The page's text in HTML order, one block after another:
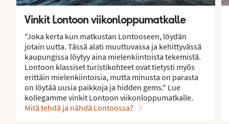
Vinkit Lontoon viikonloppumatkalle
"Joka kerta kun matkustan Lontooseen, löydän
jotain uutta. Tässä alati muuttuvassa ja kehittyvässä
kaupungissa löytyy aina mielenkiintoista tekemistä.
Lontoon klassiset turistikohteet ovat tietysti myös
erittäin mielenkiintoisia, mutta minusta on parasta
on löytää uusia paikkoja ja hidden gems." Lue
kollegamme vinkit Lontoon viikonloppumatkalle.
Mitä tehdä ja nähdä Lontoossa?